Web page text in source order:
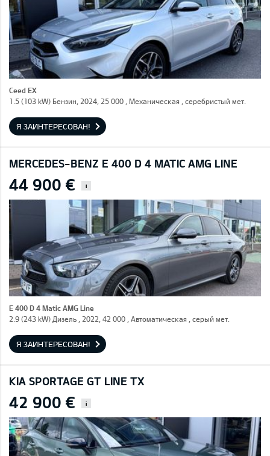
Ceed EX
1.5 (103 kW) Бензин, 2024, 25 000 , Механическая , серебристый мет.
Я ЗАИНТЕРЕСОВАН!
MERCEDES-BENZ E 400 D 4 MATIC AMG LINE
44 900 € i
E 400 D 4 Matic AMG Line
2.9 (243 kW) Дизель , 2022, 42 000 , Автоматическая , серый мет.
Я ЗАИНТЕРЕСОВАН!
KIA SPORTAGE GT LINE TX
42 900 € i